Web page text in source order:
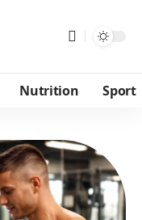
Nutrition Sport